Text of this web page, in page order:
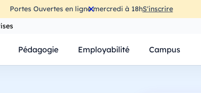
Portes Ouvertes en ligne mercredi à 18hS'inscrire
Pédagogie Employabilité Campus